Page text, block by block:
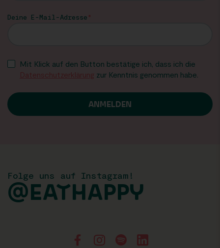
Deine E-Mail-Adresse
Mit Klick auf den Button bestätige ich, dass ich die
Datenschutzerklärung zur Kenntnis genommen habe.
Folge uns auf Instagram!
@EATHAPPY